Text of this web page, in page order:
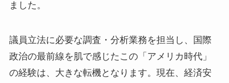
ました。
議員立法に必要な調査・分析業務を担当し、国際
政治の最前線を肌で感じたこの「アメリカ時代」
の経験は、大きな転機となります。現在、経済安